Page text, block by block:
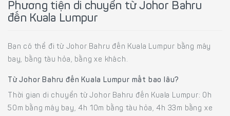
Phương tiện di chuyển từ Johor Bahru
đến Kuala Lumpur
Bạn có thể đi từ Johor Bahru đến Kuala Lumpur bằng máy
bay, bằng tàu hỏa, bằng xe khách.
Từ Johor Bahru đến Kuala Lumpur mất bao lâu?
Thời gian di chuyển từ Johor Bahru đến Kuala Lumpur: 0h
50m bằng máy bay, 4h 10m bằng tàu hỏa, 4h 33m bằng xe